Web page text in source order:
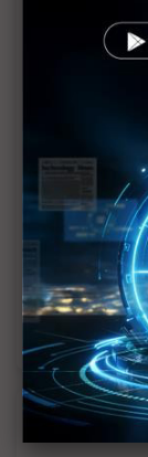
黃仁勳：供
黃仁勳3論
美元合作有但
NVIDIA擴大
Menlo Micro
NVIDIA
發、雲端
近７天熱